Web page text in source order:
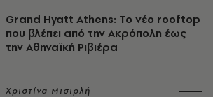
Grand Hyatt Athens: Το νέο rooftop
που βλέπει από την Ακρόπολη έως
την Αθηναϊκή Ριβιέρα
Χριστίνα Μισιρλή